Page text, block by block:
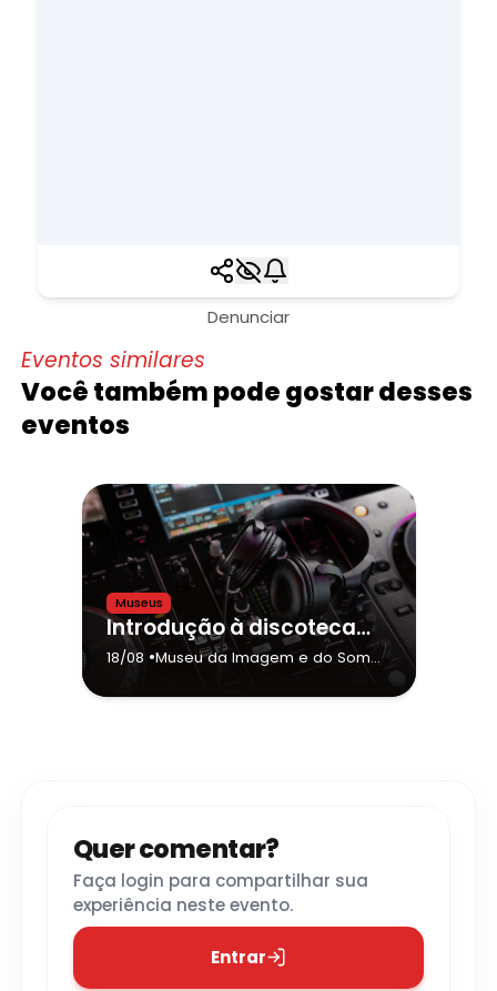
Denunciar
Eventos similares
Você também pode gostar desses
eventos
Museus
Introdução à discotecagem: módulo II
18/08 •Museu da Imagem e do Som
Quer comentar?
Faça login para compartilhar sua
experiência neste evento.
Entrar